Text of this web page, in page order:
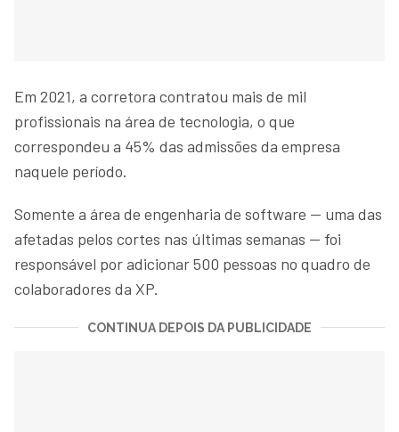
Em 2021, a corretora contratou mais de mil
profissionais na área de tecnologia, o que
correspondeu a 45% das admissões da empresa
naquele período.
Somente a área de engenharia de software — uma das
afetadas pelos cortes nas últimas semanas — foi
responsável por adicionar 500 pessoas no quadro de
colaboradores da XP.
CONTINUA DEPOIS DA PUBLICIDADE